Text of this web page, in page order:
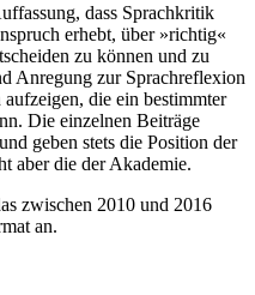
dass Sprachkritik
erhebt, über »richtig«
zu können und zu
Anregung zur Sprachreflexion
die ein bestimmter
Die einzelnen Beiträge
geben stets die Position der
aber die der Akademie.
zwischen 2010 und 2016
an.